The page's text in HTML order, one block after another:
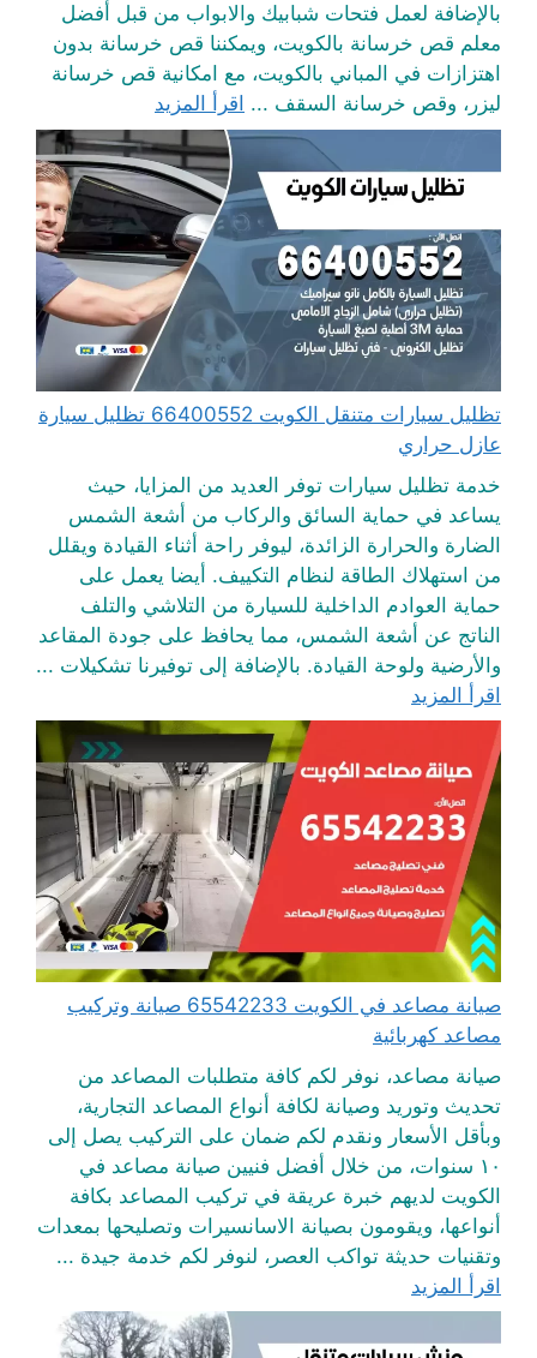
بالإضافة لعمل فتحات شبابيك والابواب من قبل أفضل
معلم قص خرسانة بالكويت، ويمكننا قص خرسانة بدون
اهتزازات في المباني بالكويت، مع امكانية قص خرسانة
ليزر، وقص خرسانة السقف ... اقرأ المزيد
تظليل سيارات متنقل الكويت 66400552 تظليل سيارة
عازل حراري
خدمة تظليل سيارات توفر العديد من المزايا، حيث
يساعد في حماية السائق والركاب من أشعة الشمس
الضارة والحرارة الزائدة، ليوفر راحة أثناء القيادة ويقلل
من استهلاك الطاقة لنظام التكييف. أيضا يعمل على
حماية العوادم الداخلية للسيارة من التلاشي والتلف
الناتج عن أشعة الشمس، مما يحافظ على جودة المقاعد
والأرضية ولوحة القيادة. بالإضافة إلى توفيرنا تشكيلات ...
اقرأ المزيد
صيانة مصاعد في الكويت 65542233 صيانة وتركيب
مصاعد كهربائية
صيانة مصاعد، نوفر لكم كافة متطلبات المصاعد من
تحديث وتوريد وصيانة لكافة أنواع المصاعد التجارية،
وبأقل الأسعار ونقدم لكم ضمان على التركيب يصل إلى
١٠ سنوات، من خلال أفضل فنيين صيانة مصاعد في
الكويت لديهم خبرة عريقة في تركيب المصاعد بكافة
أنواعها، ويقومون بصيانة الاسانسيرات وتصليحها بمعدات
وتقنيات حديثة تواكب العصر، لنوفر لكم خدمة جيدة ...
اقرأ المزيد